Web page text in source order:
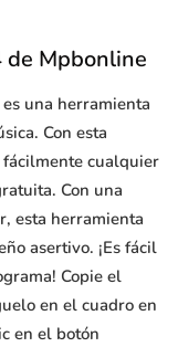
de Mpbonline
una herramienta
Con esta
cualquier
Con una
esta herramienta
asertivo. ¡Es fácil
Copie el
en el cuadro en
en el botón